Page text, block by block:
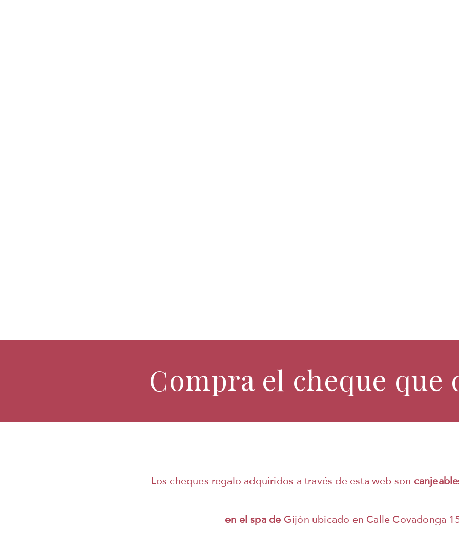
Compra el cheque que
Los cheques regalo adquiridos a través de esta web son
en el spa deGijón ubicado en Calle Covadonga